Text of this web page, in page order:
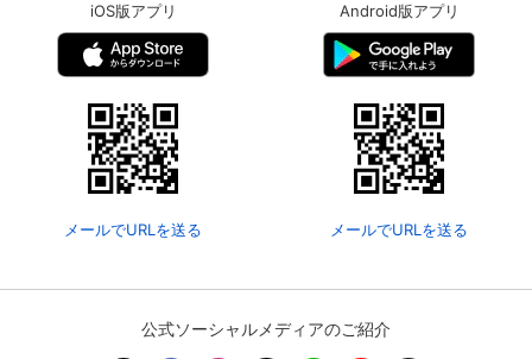
iOS版アプリ
メールでURLを送る
Android版アプリ
メールでURLを送る
公式ソーシャルメディアのご紹介